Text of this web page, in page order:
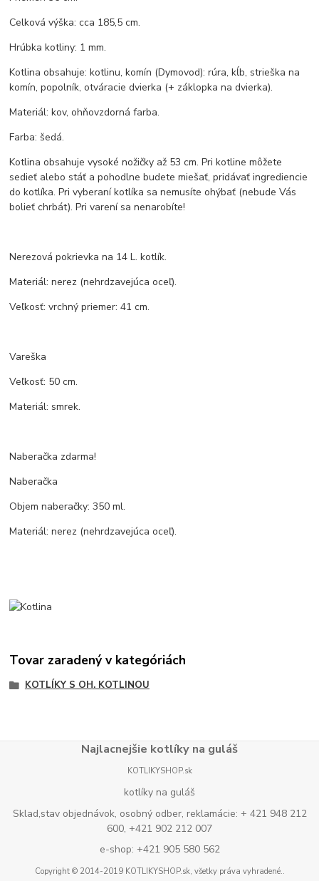
Celková výška: cca 185,5 cm.
Hrúbka kotliny: 1 mm.
Kotlina obsahuje: kotlinu, komín (Dymovod): rúra, kĺb, strieška na
komín, popolník, otváracie dvierka (+ záklopka na dvierka).
Materiál: kov, ohňovzdorná farba.
Farba: šedá.
Kotlina obsahuje vysoké nožičky až 53 cm. Pri kotline môžete
sedieť alebo stáť a pohodlne budete miešať, pridávať ingrediencie
do kotlíka. Pri vyberaní kotlíka sa nemusíte ohýbať (nebude Vás
bolieť chrbát). Pri varení sa nenarobíte!
Nerezová pokrievka na 14 L. kotlík.
Materiál: nerez (nehrdzavejúca oceľ).
Veľkosť: vrchný priemer: 41 cm.
Vareška
Veľkosť: 50 cm.
Materiál: smrek.
Naberačka zdarma!
Naberačka
Objem naberačky: 350 ml.
Materiál: nerez (nehrdzavejúca oceľ).
Tovar zaradený v kategóriách
KOTLÍKY S OH. KOTLINOU
Najlacnejšie kotlíky na guláš
KOTLIKYSHOP.sk
kotlíky na guláš
Sklad,stav objednávok, osobný odber, reklamácie: + 421 948 212
600, +421 902 212 007
e-shop: +421 905 580 562
Copyright © 2014-2019 KOTLIKYSHOP.sk, všetky práva vyhradené..